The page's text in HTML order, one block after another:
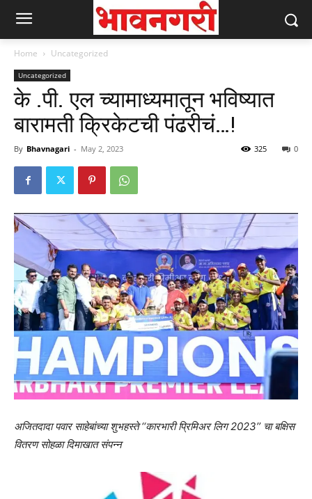
Home Uncategorized
Uncategorized
के .पी. एल च्यामाध्यमातून भविष्यात
बारामती क्रिकेटची पंढरीचं…!
By Bhavnagari - May 2, 2023 0
325
अजितदादा पवार साहेबांच्या शुभहस्ते ‘‘कारभारी प्रिमिअर लिग 2023’’ चा बक्षिस
वितरण सोहळा दिमाखात संपन्न